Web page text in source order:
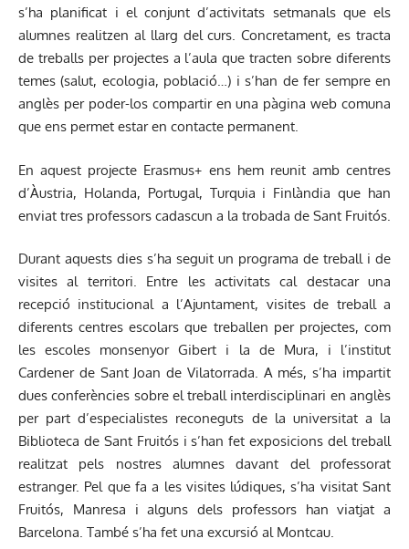
s’ha planificat i el conjunt d’activitats setmanals que els
alumnes realitzen al llarg del curs. Concretament, es tracta
de treballs per projectes a l’aula que tracten sobre diferents
temes (salut, ecologia, població…) i s’han de fer sempre en
anglès per poder-los compartir en una pàgina web comuna
que ens permet estar en contacte permanent.
En aquest projecte Erasmus+ ens hem reunit amb centres
d’Àustria, Holanda, Portugal, Turquia i Finlàndia que han
enviat tres professors cadascun a la trobada de Sant Fruitós.
Durant aquests dies s’ha seguit un programa de treball i de
visites al territori. Entre les activitats cal destacar una
recepció institucional a l’Ajuntament, visites de treball a
diferents centres escolars que treballen per projectes, com
les escoles monsenyor Gibert i la de Mura, i l’institut
Cardener de Sant Joan de Vilatorrada. A més, s’ha impartit
dues conferències sobre el treball interdisciplinari en anglès
per part d’especialistes reconeguts de la universitat a la
Biblioteca de Sant Fruitós i s’han fet exposicions del treball
realitzat pels nostres alumnes davant del professorat
estranger. Pel que fa a les visites lúdiques, s’ha visitat Sant
Fruitós, Manresa i alguns dels professors han viatjat a
Barcelona. També s’ha fet una excursió al Montcau.